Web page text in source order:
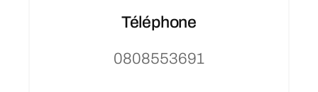
Téléphone
0808553691